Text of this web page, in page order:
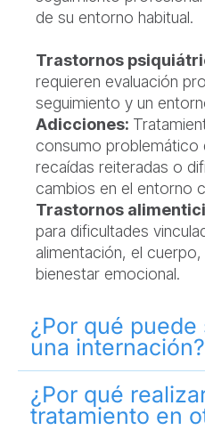
de su entorno habitual.
Trastornos
requieren evaluación
seguimiento y un
Adicciones:
consumo problemático
recaídas reiteradas o
cambios en el entorno
Trastornos
para dificultades
alimentación, el
bienestar emocional.
¿Por qué
una internación?
¿Por qué
tratamiento en